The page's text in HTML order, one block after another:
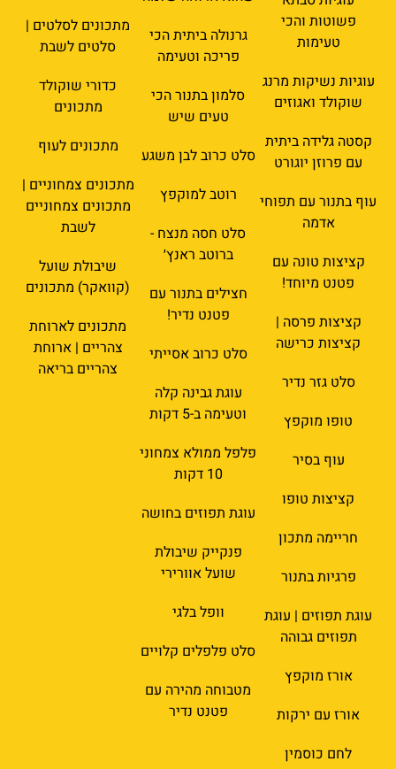
פשוטות והכי
טעימות
עוגיות נשיקות מרנג
שוקולד ואגוזים
קסטה גלידה ביתית
עם פרוזן יוגורט
עוף בתנור עם תפוחי
אדמה
קציצות טונה עם
פטנט מיוחד!
קציצות פרסה |
קציצות כרישה
סלט גזר נדיר
טופו מוקפץ
עוף בסיר
קציצות טופו
חריימה מתכון
פרגיות בתנור
עוגת תפוזים | עוגת
תפוזים גבוהה
אורז מוקפץ
אורז עם ירקות
לחם כוסמין
גרנולה ביתית הכי
פריכה וטעימה
סלמון בתנור הכי
טעים שיש
סלט כרוב לבן משגע
רוטב למוקפץ
סלט חסה מנצח -
ברוטב ראנץ׳
חצילים בתנור עם
פטנט נדיר!
סלט כרוב אסייתי
עוגת גבינה קלה
וטעימה ב-5 דקות
פלפל ממולא צמחוני
10 דקות
עוגת תפוזים בחושה
פנקייק שיבולת
שועל אוורירי
וופל בלגי
סלט פלפלים קלויים
מטבוחה מהירה עם
פטנט נדיר
מתכונים לסלטים |
סלטים לשבת
כדורי שוקולד
מתכונים
מתכונים לעוף
מתכונים צמחוניים |
מתכונים צמחוניים
לשבת
שיבולת שועל
(קוואקר) מתכונים
מתכונים לארוחת
צהריים | ארוחת
צהריים בריאה